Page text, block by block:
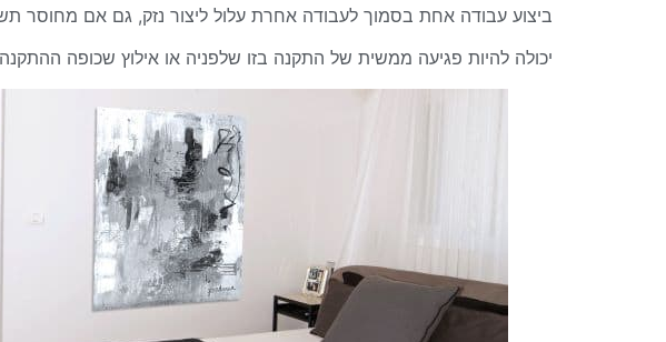
ביצוע עבודה אחת בסמוך לעבודה אחרת עלול ליצור נזק, גם אם מחוסר
יכולה להיות פגיעה ממשית של התקנה בזו שלפניה או אילוץ שכופה